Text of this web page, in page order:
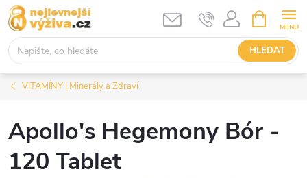
Přejít
na
obsah
HLEDAT
NÁKUPNÍ
KOŠÍK
VITAMÍNY | Minerály a Zdraví
Apollo's Hegemony Bór -
120 Tablet